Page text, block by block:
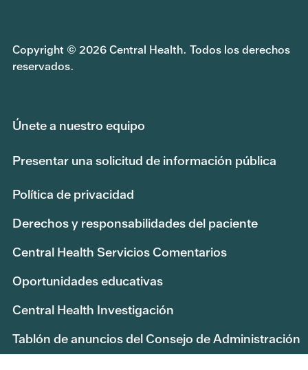
Copyright © 2026 Central Health. Todos los derechos
reservados.
Únete a nuestro equipo
Presentar una solicitud de información pública
Política de privacidad
Derechos y responsabilidades del paciente
Central Health Servicios Comentarios
Oportunidades educativas
Central Health Investigación
Tablón de anuncios del Consejo de Administración